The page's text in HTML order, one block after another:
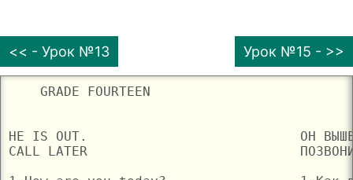
<< - Урок №13 Урок №15 - >>